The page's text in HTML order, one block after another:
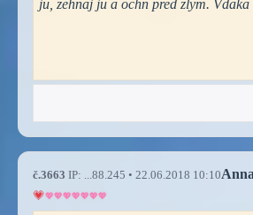
ju, zehnaj ju a ochn pred zlym. Vdaka
č.3663 IP: ...88.245 • 22.06.2018 10:10Anna